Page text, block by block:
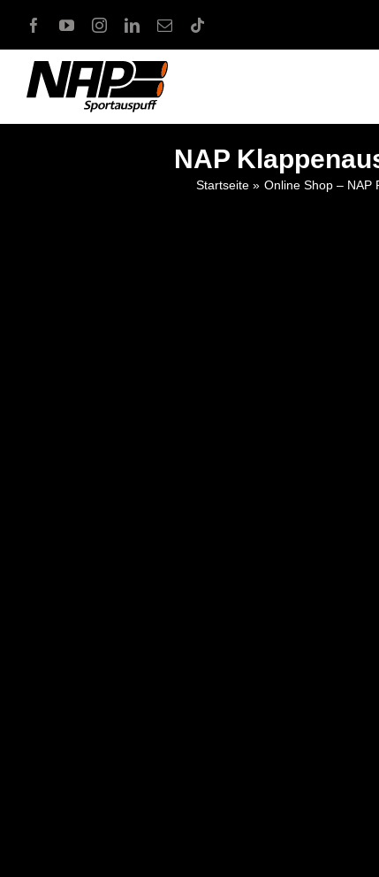
Inhalt
springen
NAP
Startseite Online Shop – NAP